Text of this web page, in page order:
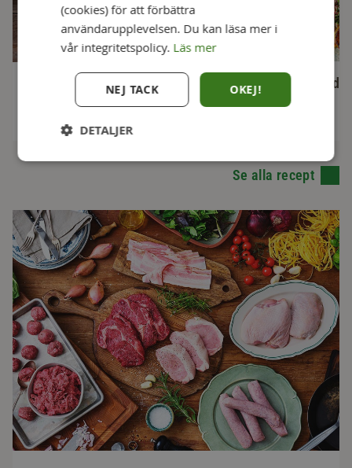
Baconlindad kyckling Vodkapasta med
Se alla recept
(cookies) för att förbättra
användarupplevelsen. Du kan läsa mer i
vår integritetspolicy. Läs mer
OKEJ!
NEJ TACK
DETALJER